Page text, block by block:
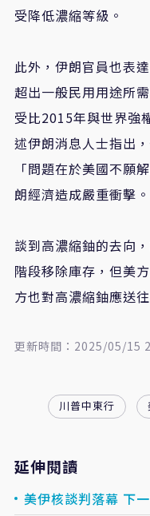
受降低濃縮等級。
此外，伊朗官員也表
超出一般民用用途所
受比2015年與世界強
述伊朗消息人士指出
「問題在於美國不願
朗經濟造成嚴重衝擊。
談到高濃縮鈾的去向
階段移除庫存，但美
方也對高濃縮鈾應送
更新時間：2025/05/15
川普中東行
延伸閱讀
美伊核談判落幕 下